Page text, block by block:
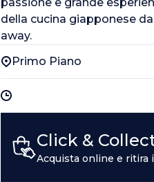
passione e grande
della cucina giapponese
away.
Primo Piano
Click &
Acquista online e ritira